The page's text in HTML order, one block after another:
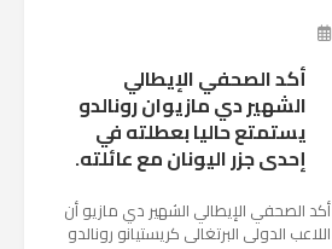
ملعب "كوزموس آ...
أكد الصحفي الإيطالي
الشهير دي مازيوان رونالدو
يستمتع حاليا بعطلته في
إحدى جزر اليونان مع عائلته.
أكد الصحفي الإيطالي الشهير دي مازيو أن
اللاعب الدولي البرتغالي كريستيانو رونالدو